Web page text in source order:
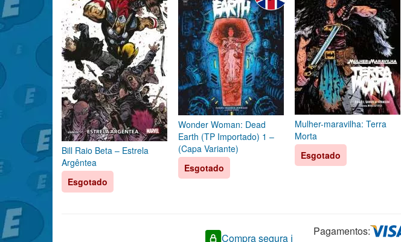
Bill Raio Beta – Estrela
Argêntea
Esgotado
Wonder Woman: Dead
Earth (TP Importado) 1 –
(Capa Variante)
Esgotado
Mulher-maravilha: Terra
Morta
Esgotado
Compra segura ℹ️
Pagamentos: